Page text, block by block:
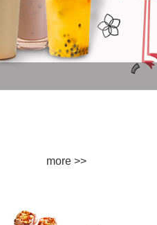
more >>